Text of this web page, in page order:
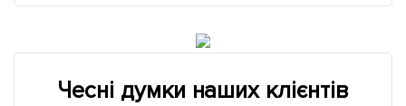
Чесні думки наших клієнтів